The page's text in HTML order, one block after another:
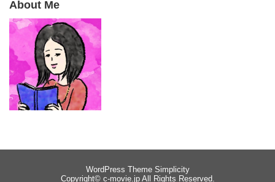
About Me
WordPress Theme Simplicity
Copyright© c-movie.jpAll Rights Reserved.